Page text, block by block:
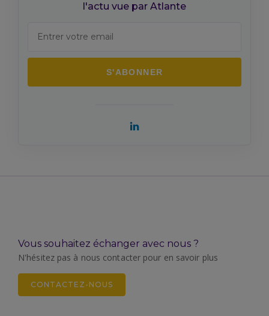
l'actu vue par Atlante
Vous souhaitez échanger avec nous ?
N'hésitez pas à nous contacter pour en savoir plus
CONTACTEZ-NOUS